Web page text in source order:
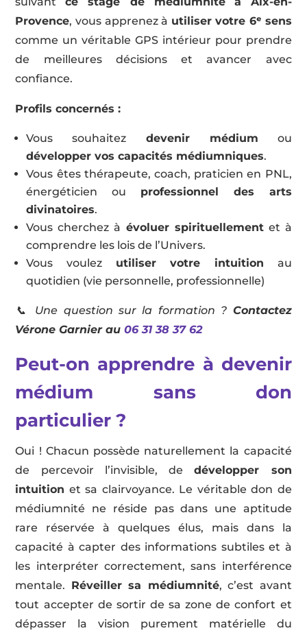
Provence, vous apprenez à utiliser votre 6ᵉ sens
comme un véritable GPS intérieur pour prendre
de meilleures décisions et avancer avec
confiance.
Profils concernés :
Vous souhaitez devenir médium ou
développer vos capacités médiumniques.
Vous êtes thérapeute, coach, praticien en PNL,
énergéticien ou professionnel des arts
divinatoires.
Vous cherchez à évoluer spirituellementet à
comprendre les lois de l’Univers.
Vous voulez utiliser votre intuition au
quotidien (vie personnelle, professionnelle)
📞 Une question sur la formation ? Contactez
Vérone Garnier au06 31 38 37 62
Peut-on apprendre à devenir
médium sans don
particulier ?
Oui ! Chacun possède naturellement la capacité
de percevoir l’invisible, dedévelopper son
intuition et sa clairvoyance. Le véritable don de
médiumnité ne réside pas dans une aptitude
rare réservée à quelques élus, mais dans la
capacité à capter des informations subtiles et à
les interpréter correctement, sans interférence
mentale. Réveiller sa médiumnité, c’est avant
tout accepter de sortir de sa zone de confort et
dépasser la vision purement matérielle du